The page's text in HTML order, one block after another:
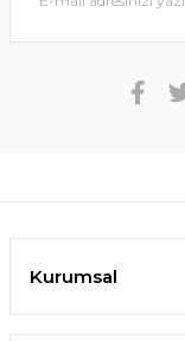
Kurumsal